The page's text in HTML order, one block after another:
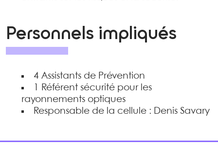
Personnels impliqués
4 Assistants de Prévention
1 Référent sécurité pour les
rayonnements optiques
Responsable de la cellule : Denis Savary